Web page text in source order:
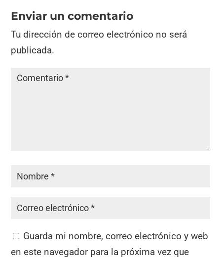
Enviar un comentario
Tu dirección de correo electrónico no será
publicada.
Guarda mi nombre, correo electrónico y web
en este navegador para la próxima vez que